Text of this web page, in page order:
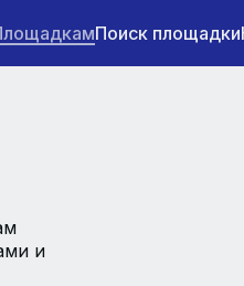
Поиск площадки
и